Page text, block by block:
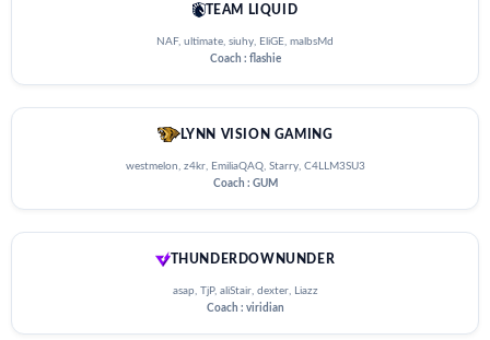
TEAM LIQUID
NAF, ultimate, siuhy, EliGE, malbsMd
Coach : flashie
LYNN VISION GAMING
westmelon, z4kr, EmiliaQAQ, Starry, C4LLM3SU3
Coach : GUM
THUNDERDOWNUNDER
asap, TjP, aliStair, dexter, Liazz
Coach : viridian